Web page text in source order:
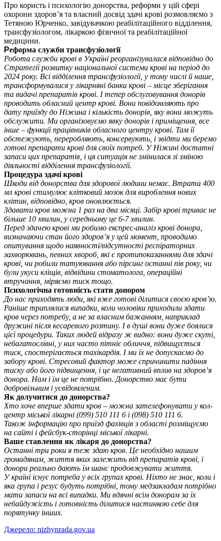
Про користь і психологію донорства, реформи у цій сфері
охорони здоров’я та власний досвід здачі крові розмовляємо з
Тетяною Юрченко, завідувачкою реабілітаційного відділення,
трансфузіологом, лікаркою фізичної та реабілітаційної
медицини.
Реформа служби трансфузіології
Робота служби крові в Україні реорганізувалася відповідно до
Стратегії розвитку національної системи крові на період до
2024 року. Всі відділення трансфузіології, у тому числі й наше,
трансформувалися у лікарняні банки крові – місце зберігання
та видачі препаратів крові. І тепер обслуговування донорів
проводить обласний центр крові. Вони повідомляють про
дату приїзду до Ніжина і кількість донорів, яку вони можуть
обслужити. Ми організовуємо явку донорів і приміщення, все
інше – функції працівників обласного центру крові. Там її
обстежують, переробляють, консервують, і звідти ми беремо
готові препарати крові для своїх потреб. У Ніжині достатні
запаси цих препаратів, і ця ситуація не змінилася зі зміною
діяльності відділення трансфузіології.
Процедура здачі крові
Шкоди від донорства для здорової людини немає. Втрата 400
мл крові стимулює клітковий мозок для вироблення нових
клітин, відповідно, кров оновлюється.
Здавати кров можна 1 раз на два місяці. Забір крові триває не
більше 10 хвилин, у середньому це 6-7 хвилин.
Перед здачею крові ми робимо експрес-аналіз крові донора,
визначаючи стан його здоров’я у цей момент, проводимо
опитування щодо наявності/відсутності респіраторних
захворювань, певних хвороб, які є протипоказаннями для здачі
крові, чи робили татуювання або пірсинг останні пів року, чи
були укуси кліщів, відвідини стоматолога, операційні
втручання, міряємо тиск тощо.
Психологічна готовність стати донором
До нас приходять люди, які вже готові ділитися своєю кров’ю.
Раніше траплялися випадки, коли чоловіки приходили здати
кров через потребу, а не за власним бажанням, наприклад
дружині після кесаревого розтину. І в душі вони дуже боялися
цієї процедури. Таких людей відразу ж видно: вони дуже скуті,
небагатослівні, у них часто пітніє обличчя, підвищується
тиск, спостерігається тахікардія. І ми їх не допускаємо до
забору крові. Стресовий фактор може спричинити падіння
тиску або його підвищення, і це негативний вплив на здоров’я
донора. Нам і їм це не потрібно. Донорство має бути
добровільним і усвідомленим.
Як долучитися до донорства?
Хто хоче вперше здати кров – можна зателефонувати у кол-
центр міської лікарні (099) 510 111 6 і (098) 510 111 6.
Також інформацію про приїзд фахівців з області розміщуємо
на сайті і фейсбук-сторінці міської лікарні.
Ваше ставлення як лікаря до донорства?
Останні три роки я теж здаю кров. Це необхідно нашим
громадянам, життя яких залежить від препаратів крові, і
донори реально дають їм шанс продовжувати життя.
У країні існує потреба у всіх групах крові. Ніхто не знає, коли і
яка група і резус будуть потрібні, тому медзакладам потрібно
мати запаси на всі випадки. Ми вдячні всім донорам за їх
небайдужість і готовність ділитися частинкою себе для
порятунку інших.
Джерело: nizhynrada.gov.ua